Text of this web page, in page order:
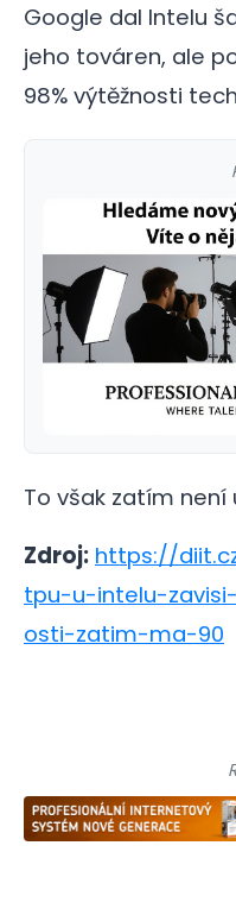
Google dal Intelu
jeho továren, ale
98% výtěžnosti
To však zatím
Zdroj: https://
tpu-u-intelu-
osti-zatim-ma-90